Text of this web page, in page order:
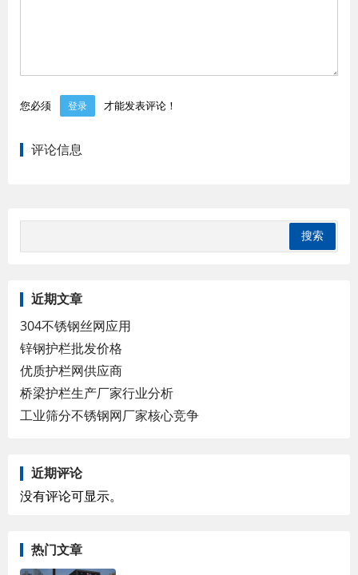
您必须 登录 才能发表评论！
评论信息
近期文章
304不锈钢丝网应用
锌钢护栏批发价格
优质护栏网供应商
桥梁护栏生产厂家行业分析
工业筛分不锈钢网厂家核心竞争
近期评论
没有评论可显示。
热门文章